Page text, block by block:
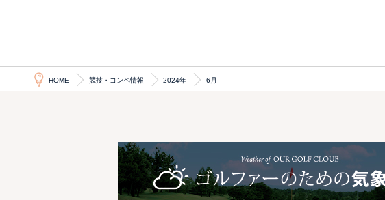
HOME 競技・コンペ情報 2024年 6月